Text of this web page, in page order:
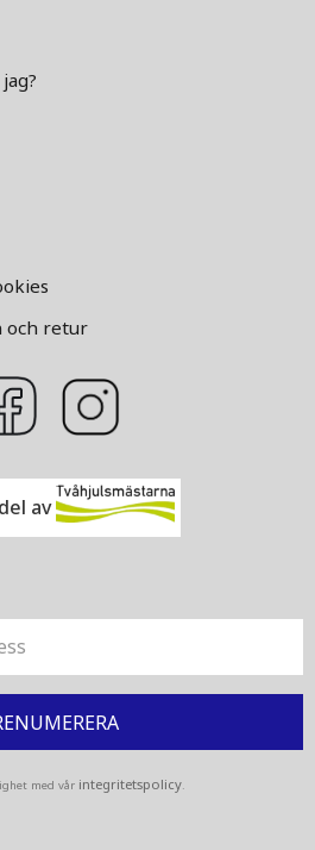
och retur
av
med vår integritetspolicy.